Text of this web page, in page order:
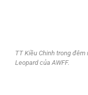
TT Kiều Chinh trong
Leopard của AWFF.